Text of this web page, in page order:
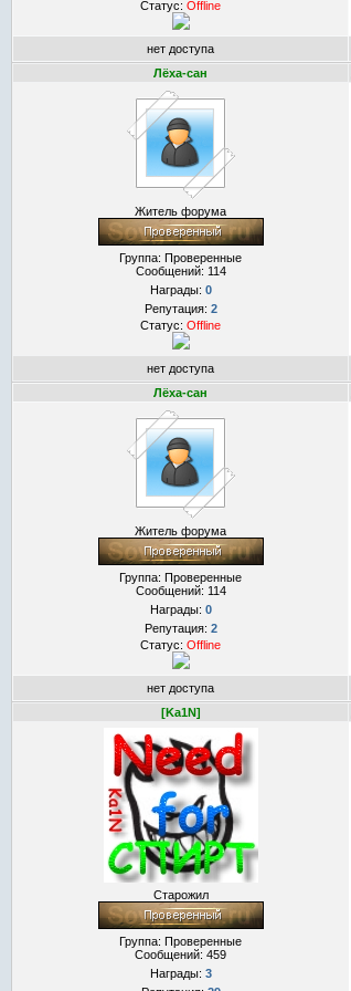
Статус: Offline
нет доступа
Лёха-сан
Житель форума
Группа: Проверенные
Сообщений: 114
Награды: 0
Репутация: 2
Статус: Offline
нет доступа
Лёха-сан
Житель форума
Группа: Проверенные
Сообщений: 114
Награды: 0
Репутация: 2
Статус: Offline
нет доступа
[Ka1N]
Старожил
Группа: Проверенные
Сообщений: 459
Награды: 3